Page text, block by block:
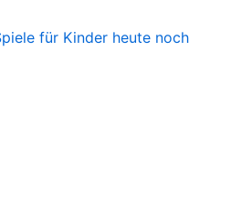
für Kinder heute noch